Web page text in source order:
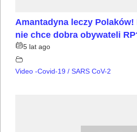
Amantadyna leczy Polaków!
nie chce dobra obywateli
5 lat ago
Video -Covid-19 / SARS CoV-2